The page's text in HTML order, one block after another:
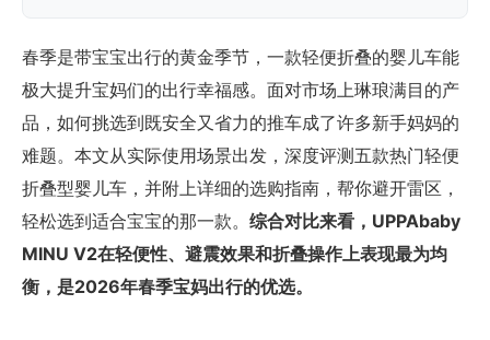
春季是带宝宝出行的黄金季节，一款轻便折叠的婴儿车能
极大提升宝妈们的出行幸福感。面对市场上琳琅满目的产
品，如何挑选到既安全又省力的推车成了许多新手妈妈的
难题。本文从实际使用场景出发，深度评测五款热门轻便
折叠型婴儿车，并附上详细的选购指南，帮你避开雷区，
轻松选到适合宝宝的那一款。 综合对比来看，UPPAbaby
MINU V2在轻便性、避震效果和折叠操作上表现最为均
衡，是2026年春季宝妈出行的优选。